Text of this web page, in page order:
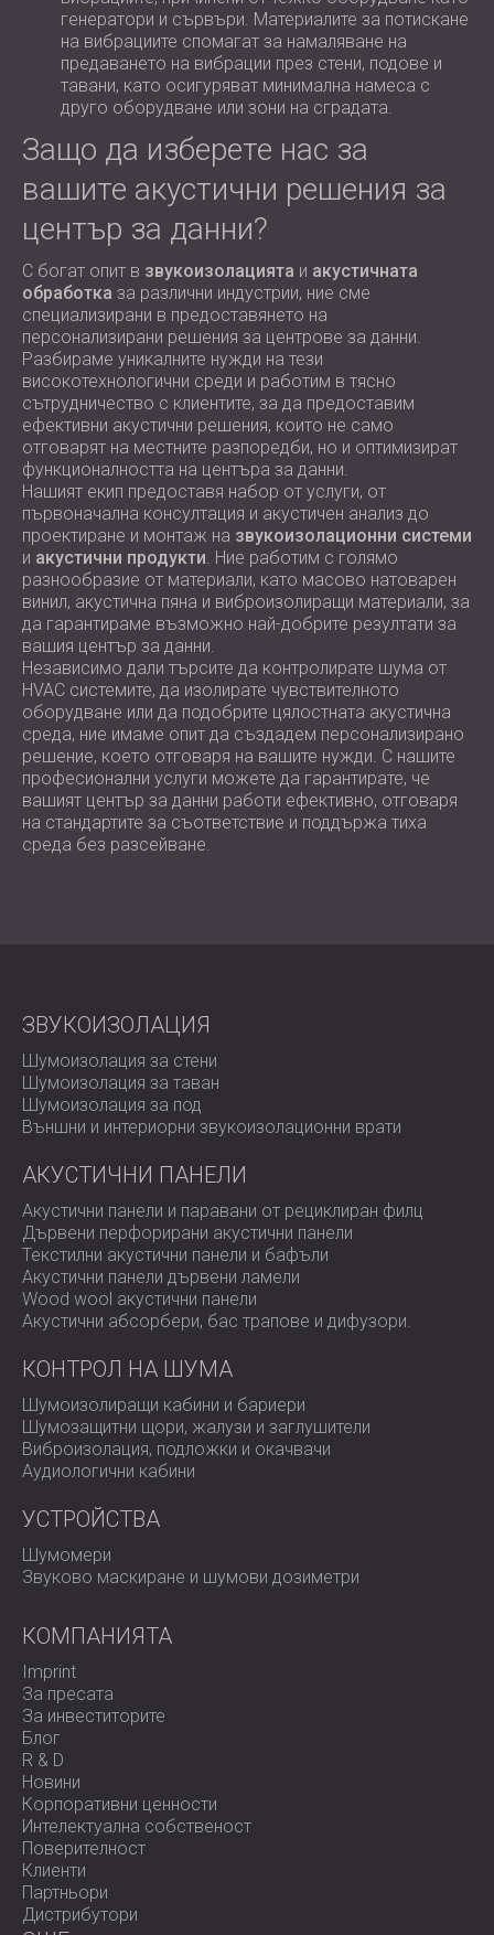
генератори и сървъри. Материалите за потискане
на вибрациите спомагат за намаляване на
предаването на вибрации през стени, подове и
тавани, като осигуряват минимална намеса с
друго оборудване или зони на сградата.
Защо да изберете нас за
вашите акустични решения за
център за данни?
С богат опит в звукоизолацията и акустичната
обработка за различни индустрии, ние сме
специализирани в предоставянето на
персонализирани решения за центрове за данни.
Разбираме уникалните нужди на тези
високотехнологични среди и работим в тясно
сътрудничество с клиентите, за да предоставим
ефективни акустични решения, които не само
отговарят на местните разпоредби, но и оптимизират
функционалността на центъра за данни.
Нашият екип предоставя набор от услуги, от
първоначална консултация и акустичен анализ до
проектиране и монтаж на звукоизолационни системи
и акустични продукти. Ние работим с голямо
разнообразие от материали, като масово натоварен
винил, акустична пяна и виброизолиращи материали, за
да гарантираме възможно най-добрите резултати за
вашия център за данни.
Независимо дали търсите да контролирате шума от
HVAC системите, да изолирате чувствителното
оборудване или да подобрите цялостната акустична
среда, ние имаме опит да създадем персонализирано
решение, което отговаря на вашите нужди. С нашите
професионални услуги можете да гарантирате, че
вашият център за данни работи ефективно, отговаря
на стандартите за съответствие и поддържа тиха
среда без разсейване.
ЗВУКОИЗОЛАЦИЯ
Шумоизолация за стени
Шумоизолация за таван
Шумоизолация за под
Външни и интериорни звукоизолационни врати
АКУСТИЧНИ ПАНЕЛИ
Акустични панели и паравани от рециклиран филц
Дървени перфорирани акустични панели
Текстилни акустични панели и бафъли
Акустични панели дървени ламели
Wood wool акустични панели
Акустични абсорбери, бас трапове и дифузoри.
КОНТРОЛ НА ШУМА
Шумоизолиращи кабини и бариери
Шумозащитни щори, жалузи и заглушители
Виброизолация, подложки и окачвачи
Аудиологични кабини
УСТРОЙСТВА
Шумомери
Звуково маскиране и шумови дозиметри
КОМПАНИЯТА
Imprint
За пресата
За инвеститорите
Блог
R & D
Новини
Корпоративни ценности
Интелектуална собственост
Поверителност
Клиенти
Партньори
Дистрибутори